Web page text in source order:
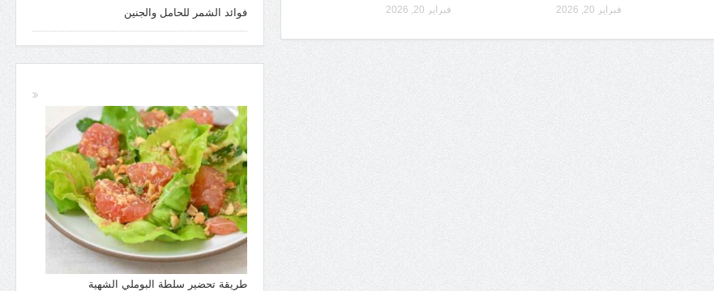
فبراير 20, 2026 فبراير 20, 2026 فوائد الشمر للحامل والجنين
طريقة تحضير سلطة البوملي الشهية